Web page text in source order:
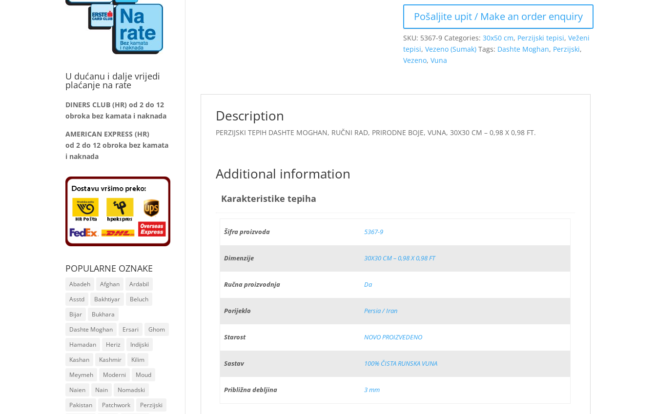
SKU: 5367-9 Categories:30x50 cm, Perzijski tepisi,Veženi
tepisi,Vezeno (Sumak) Tags: Dashte Moghan, Perzijski,
Vezeno,Vuna
Description
PERZIJSKI TEPIH DASHTE MOGHAN, RUČNI RAD, PRIRODNE BOJE, VUNA, 30X30 CM – 0,98 X 0,98 FT.
Additional information
Karakteristike tepiha
Šifra proizvoda 5367-9
Dimenzije 30X30 CM – 0,98 X 0,98 FT
Ručna proizvodnja Da
Porijeklo Persia / Iran
Starost NOVO PROIZVEDENO
Sastav 100% ČISTA RUNSKA VUNA
Približna debljina 3 mm
U dućanu i dalje vrijedi
plaćanje na rate
DINERS CLUB (HR) od 2 do 12
obroka bez kamata i naknada
AMERICAN EXPRESS (HR)
od 2 do 12obroka bez kamata
i naknada
POPULARNE OZNAKE
Abadeh Afghan
Ardabil
Asstd
Bakhtiyar
Beluch
Bijar
Bukhara
Dashte Moghan
Ersari
Ghom
Hamadan
Heriz
Indijski
Kashan
Kashmir
Kilim
Meymeh
Moderni
Moud
Naien
Nain
Nomadski
Pakistan
Patchwork
Perzijski